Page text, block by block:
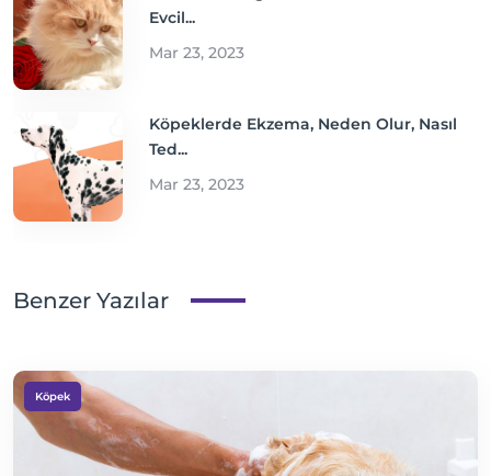
Evcil...
Mar 23, 2023
Köpeklerde Ekzema, Neden Olur, Nasıl
Ted...
Mar 23, 2023
Benzer Yazılar
Köpek